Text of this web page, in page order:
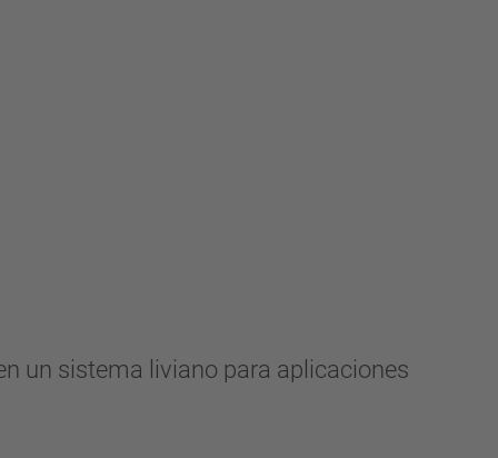
un sistema liviano para aplicaciones